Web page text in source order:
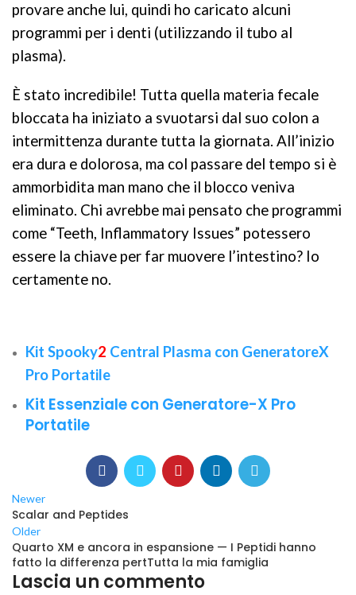
provare anche lui, quindi ho caricato alcuni
programmi per i denti (utilizzando il tubo al
plasma).
È stato incredibile! Tutta quella materia fecale
bloccata ha iniziato a svuotarsi dal suo colon a
intermittenza durante tutta la giornata. All’inizio
era dura e dolorosa, ma col passare del tempo si è
ammorbidita man mano che il blocco veniva
eliminato. Chi avrebbe mai pensato che programmi
come “Teeth, Inflammatory Issues” potessero
essere la chiave per far muovere l’intestino? Io
certamente no.
Kit Spooky2 Central Plasma con GeneratoreX
Pro Portatile
Kit Essenziale con Generatore-X Pro
Portatile
Newer
Scalar and Peptides
Older
Quarto XM e ancora in espansione — I Peptidi hanno
fatto la differenza pertTutta la mia famiglia
Lascia un commento